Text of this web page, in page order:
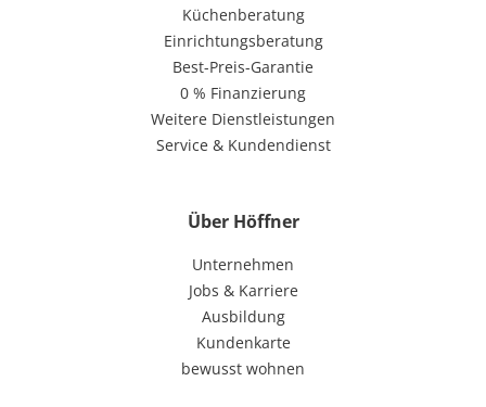
Küchenberatung
Einrichtungsberatung
Best-Preis-Garantie
0 % Finanzierung
Weitere Dienstleistungen
Service & Kundendienst
Über Höffner
Unternehmen
Jobs & Karriere
Ausbildung
Kundenkarte
bewusst wohnen